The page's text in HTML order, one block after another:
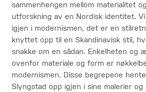
sammenhengen mellom materialitet
utforskning av en Nordisk identitet.
igjen i modernismen, det er en
knyttet opp til en Skandinavisk stil,
snakke om en sådan. Enkelheten og
ovenfor materiale og form er
modernismen. Disse begrepene
Slyngstad opp igjen i sine malerier